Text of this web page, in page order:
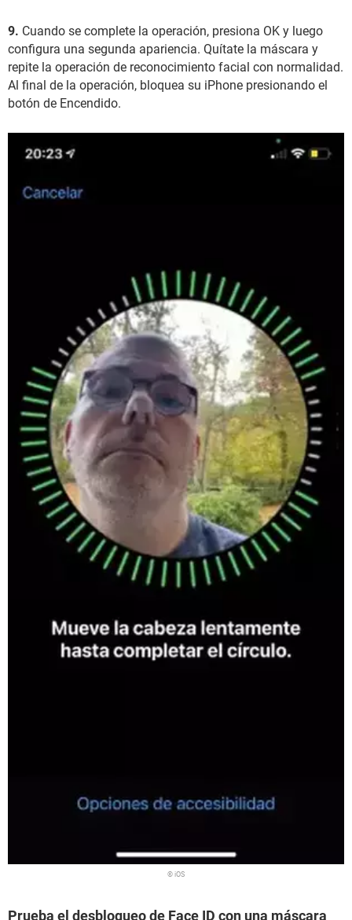
9. Cuando se complete la operación, presiona OK y luego
configura una segunda apariencia. Quítate la máscara y
repite la operación de reconocimiento facial con normalidad.
Al final de la operación, bloquea su iPhone presionando el
botón de Encendido.
© iOS
Prueba el desbloqueo de Face ID con una máscara